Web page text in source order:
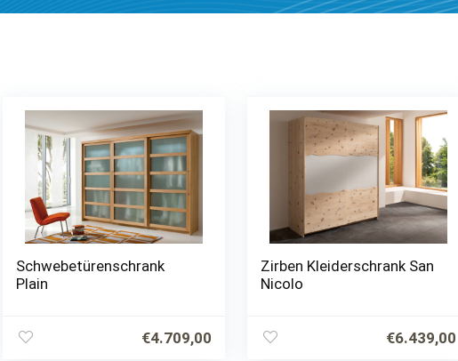
Schwebetürenschrank
Plain
€4.709,00
Zirben Kleiderschrank San
Nicolo
€6.439,00